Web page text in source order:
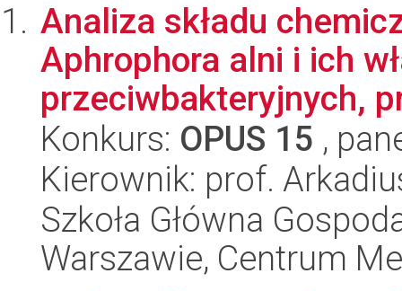
Analiza składu
Aphrophora alni i ich
przeciwbakteryjnych,
Konkurs: OPUS 15 ,
Kierownik: prof.
Szkoła Główna
Warszawie, Centrum